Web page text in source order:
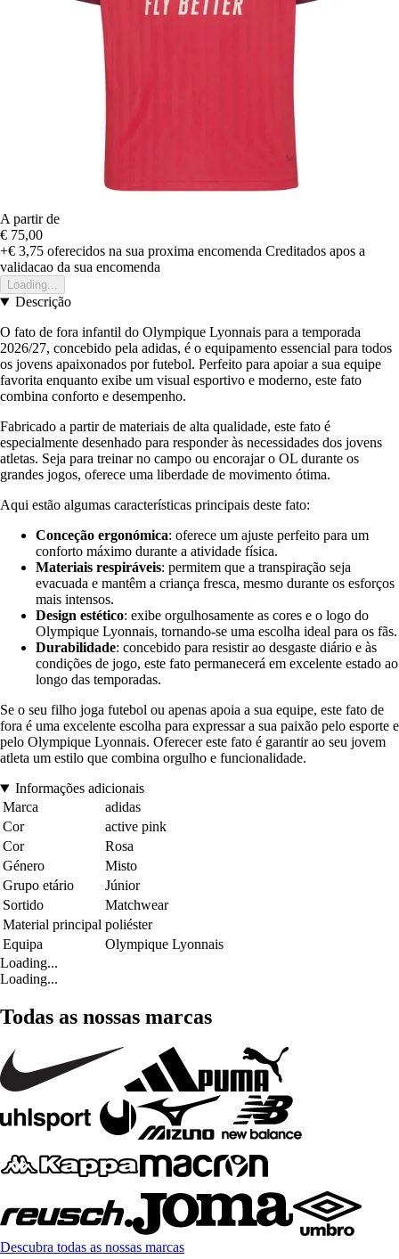
A partir de
€ 75,00
+€ 3,75 oferecidos na sua proxima encomenda Creditados apos a
validacao da sua encomenda
Loading...
Descrição
O fato de fora infantil do Olympique Lyonnais para a temporada
2026/27, concebido pela adidas, é o equipamento essencial para todos
os jovens apaixonados por futebol. Perfeito para apoiar a sua equipe
favorita enquanto exibe um visual esportivo e moderno, este fato
combina conforto e desempenho.
Fabricado a partir de materiais de alta qualidade, este fato é
especialmente desenhado para responder às necessidades dos jovens
atletas. Seja para treinar no campo ou encorajar o OL durante os
grandes jogos, oferece uma liberdade de movimento ótima.
Aqui estão algumas características principais deste fato:
Conceção ergonómica: oferece um ajuste perfeito para um
conforto máximo durante a atividade física.
Materiais respiráveis: permitem que a transpiração seja
evacuada e mantêm a criança fresca, mesmo durante os esforços
mais intensos.
Design estético: exibe orgulhosamente as cores e o logo do
Olympique Lyonnais, tornando-se uma escolha ideal para os fãs.
Durabilidade: concebido para resistir ao desgaste diário e às
condições de jogo, este fato permanecerá em excelente estado ao
longo das temporadas.
Se o seu filho joga futebol ou apenas apoia a sua equipe, este fato de
fora é uma excelente escolha para expressar a sua paixão pelo esporte e
pelo Olympique Lyonnais. Oferecer este fato é garantir ao seu jovem
atleta um estilo que combina orgulho e funcionalidade.
Informações adicionais
Marca
adidas
Cor
active pink
Cor
Rosa
Género
Misto
Grupo etário
Júnior
Sortido
Matchwear
Material principal poliéster
Equipa
Olympique Lyonnais
Loading...
Loading...
Todas as nossas marcas
Descubra todas as nossas marcas